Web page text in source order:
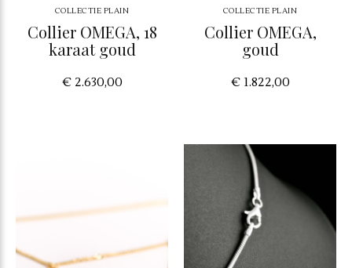
COLLECTIE PLAIN
Collier OMEGA, 18
karaat goud
€ 2.630,00
COLLECTIE PLAIN
Collier OMEGA,
goud
€ 1.822,00